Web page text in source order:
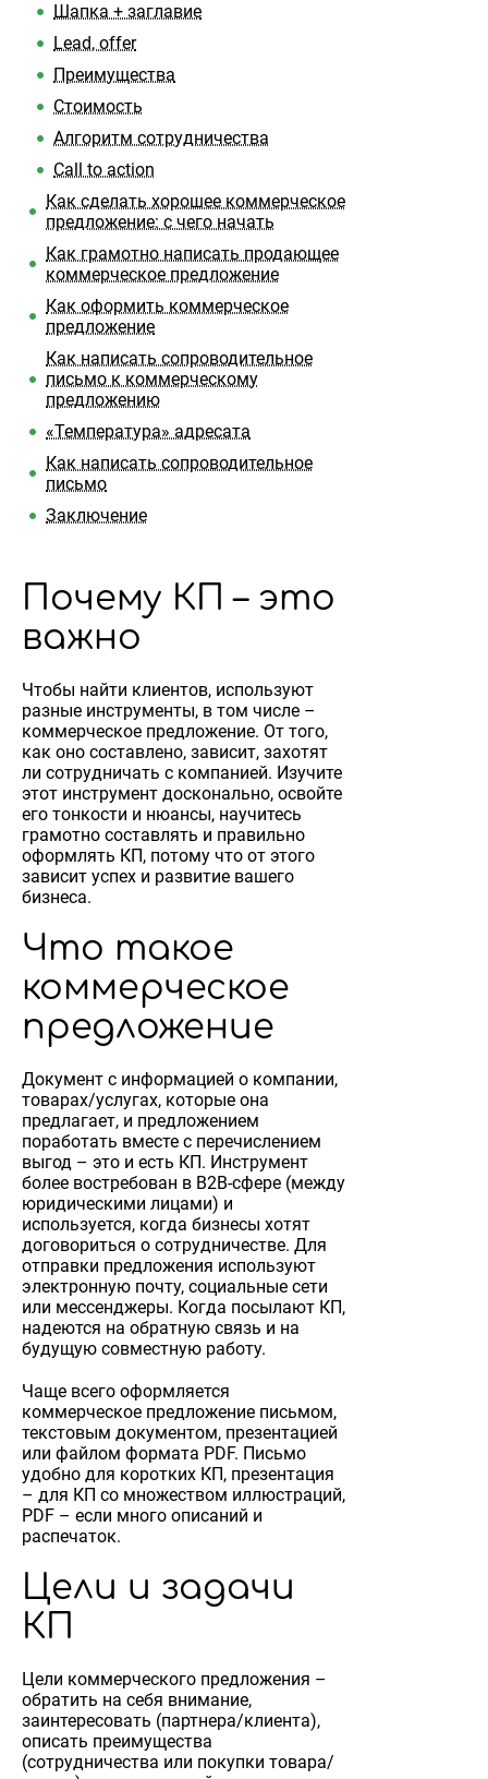
Шапка + заглавие
Lead, offer
Преимущества
Стоимость
Алгоритм сотрудничества
Call to action
Как сделать хорошее коммерческое
предложение: с чего начать
Как грамотно написать продающее
коммерческое предложение
Как оформить коммерческое
предложение
Как написать сопроводительное
письмо к коммерческому
предложению
«Температура» адресата
Как написать сопроводительное
письмо
Заключение
Почему КП – это
важно
Чтобы найти клиентов, используют
разные инструменты, в том числе –
коммерческое предложение. От того,
как оно составлено, зависит, захотят
ли сотрудничать с компанией. Изучите
этот инструмент досконально, освойте
его тонкости и нюансы, научитесь
грамотно составлять и правильно
оформлять КП, потому что от этого
зависит успех и развитие вашего
бизнеса.
Что такое
коммерческое
предложение
Документ с информацией о компании,
товарах/услугах, которые она
предлагает, и предложением
поработать вместе с перечислением
выгод – это и есть КП. Инструмент
более востребован в B2B-сфере (между
юридическими лицами) и
используется, когда бизнесы хотят
договориться о сотрудничестве. Для
отправки предложения используют
электронную почту, социальные сети
или мессенджеры. Когда посылают КП,
надеются на обратную связь и на
будущую совместную работу.
Чаще всего оформляется
коммерческое предложение письмом,
текстовым документом, презентацией
или файлом формата PDF. Письмо
удобно для коротких КП, презентация
– для КП со множеством иллюстраций,
PDF – если много описаний и
распечаток.
Цели и задачи
КП
Цели коммерческого предложения –
обратить на себя внимание,
заинтересовать (партнера/клиента),
описать преимущества
(сотрудничества или покупки товара/